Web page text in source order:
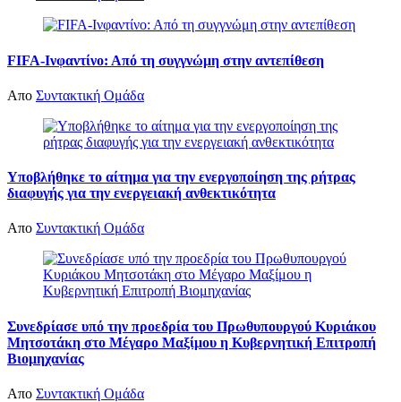
FIFA-Ινφαντίνο: Από τη συγγνώμη στην αντεπίθεση
Απο Συντακτική Ομάδα
Υποβλήθηκε το αίτημα για την ενεργοποίηση της ρήτρας
διαφυγής για την ενεργειακή ανθεκτικότητα
Απο Συντακτική Ομάδα
Συνεδρίασε υπό την προεδρία του Πρωθυπουργού Κυριάκου
Μητσοτάκη στο Μέγαρο Μαξίμου η Κυβερνητική Επιτροπή
Βιομηχανίας
Απο Συντακτική Ομάδα